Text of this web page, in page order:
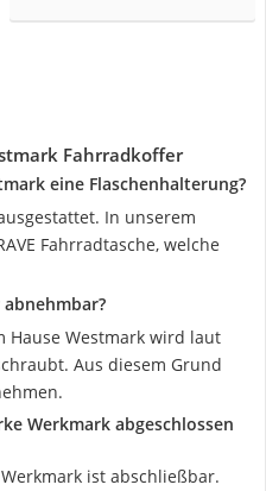
Fahrradkoffer
eine Flaschenhalterung?
In unserem
Fahrradtasche, welche
Hause Westmark wird laut
Aus diesem Grund
Werkmark abgeschlossen
ist abschließbar.